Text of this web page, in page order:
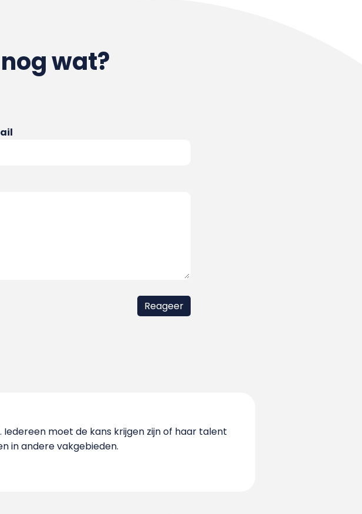
wat?
moet de kans krijgen zijn of haar talent
in andere vakgebieden.